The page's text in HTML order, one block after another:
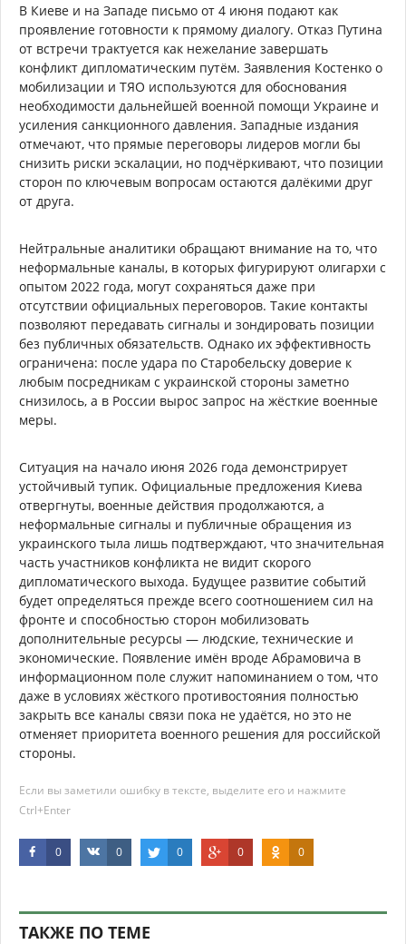
В Киеве и на Западе письмо от 4 июня подают как
проявление готовности к прямому диалогу. Отказ Путина
от встречи трактуется как нежелание завершать
конфликт дипломатическим путём. Заявления Костенко о
мобилизации и ТЯО используются для обоснования
необходимости дальнейшей военной помощи Украине и
усиления санкционного давления. Западные издания
отмечают, что прямые переговоры лидеров могли бы
снизить риски эскалации, но подчёркивают, что позиции
сторон по ключевым вопросам остаются далёкими друг
от друга.
Нейтральные аналитики обращают внимание на то, что
неформальные каналы, в которых фигурируют олигархи с
опытом 2022 года, могут сохраняться даже при
отсутствии официальных переговоров. Такие контакты
позволяют передавать сигналы и зондировать позиции
без публичных обязательств. Однако их эффективность
ограничена: после удара по Старобельску доверие к
любым посредникам с украинской стороны заметно
снизилось, а в России вырос запрос на жёсткие военные
меры.
Ситуация на начало июня 2026 года демонстрирует
устойчивый тупик. Официальные предложения Киева
отвергнуты, военные действия продолжаются, а
неформальные сигналы и публичные обращения из
украинского тыла лишь подтверждают, что значительная
часть участников конфликта не видит скорого
дипломатического выхода. Будущее развитие событий
будет определяться прежде всего соотношением сил на
фронте и способностью сторон мобилизовать
дополнительные ресурсы — людские, технические и
экономические. Появление имён вроде Абрамовича в
информационном поле служит напоминанием о том, что
даже в условиях жёсткого противостояния полностью
закрыть все каналы связи пока не удаётся, но это не
отменяет приоритета военного решения для российской
стороны.
Если вы заметили ошибку в тексте, выделите его и нажмите
Ctrl+Enter
0 0 0 0 0
ТАКЖЕ ПО ТЕМЕ